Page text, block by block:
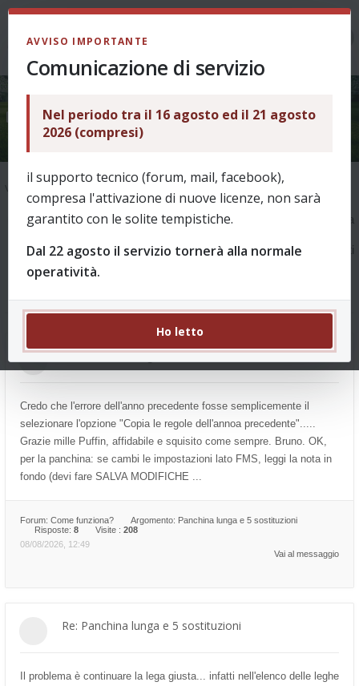
La ricerca ha trovato 6225 risultati
Vai alla ricerca avanzata
2 3 4 5 … 623 La
ricerca ha trovato 6225 risultati
Re: Panchina lunga e 5 sostituzioni
Credo che l'errore dell'anno precedente fosse semplicemente il
selezionare l'opzione "Copia le regole dell'annoa precedente".....
Grazie mille Puffin, affidabile e squisito come sempre. Bruno. OK,
per la panchina: se cambi le impostazioni lato FMS, leggi la nota in
fondo (devi fare SALVA MODIFICHE ...
Forum: Come funziona? Argomento: Panchina lunga e 5 sostituzioni
Risposte: 8 Visite : 208
08/08/2026, 12:49
Vai al messaggio
Re: Panchina lunga e 5 sostituzioni
Il problema è continuare la lega giusta... infatti nell'elenco delle leghe
AVVISO IMPORTANTE
Comunicazione di servizio
Nel periodo tra il 16 agosto ed il 21 agosto
2026 (compresi)
il supporto tecnico (forum, mail, facebook),
compresa l'attivazione di nuove licenze, non sarà
garantito con le solite tempistiche.
Dal 22 agosto il servizio tornerà alla normale
operatività.
Ho letto